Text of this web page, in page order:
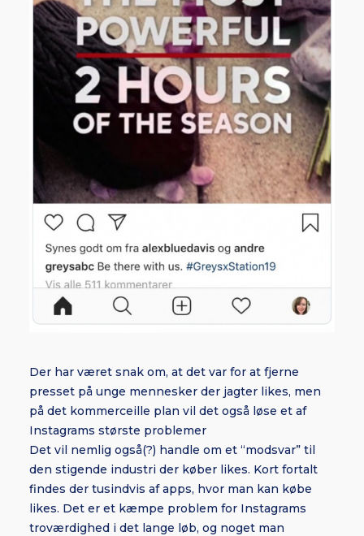
Der har været snak om, at det var for at fjerne
presset på unge mennesker der jagter likes, men
på det kommerceille plan vil det også løse et af
Instagrams største problemer
Det vil nemlig også(?) handle om et “modsvar” til
den stigende industri der køber likes. Kort fortalt
findes der tusindvis af apps, hvor man kan købe
likes. Det er et kæmpe problem for Instagrams
troværdighed i det lange løb, og noget man